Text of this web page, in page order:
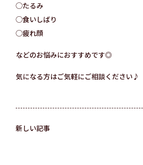
◯たるみ
◯食いしばり
◯疲れ顔
などのお悩みにおすすめです◎
気になる方はご気軽にご相談ください♪
新しい記事